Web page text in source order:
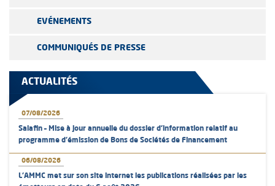
EVÉNEMENTS
COMMUNIQUÉS DE PRESSE
ACTUALITÉS
07/08/2026
Salafin – Mise à jour annuelle du dossier d’information relatif au
programme d'émission de Bons de Sociétés de Financement
06/08/2026
L’AMMC met sur son site internet les publications réalisées par les